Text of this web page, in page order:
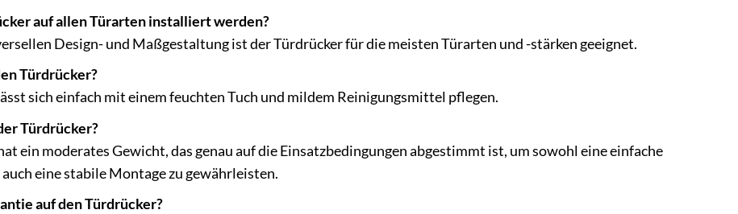
auf allen Türarten installiert werden?
Design- und Maßgestaltung ist der Türdrücker für die meisten Türarten und -stärken geeignet.
Türdrücker?
sich einfach mit einem feuchten Tuch und mildem Reinigungsmittel pflegen.
Türdrücker?
ein moderates Gewicht, das genau auf die Einsatzbedingungen abgestimmt ist, um sowohl eine einfache
eine stabile Montage zu gewährleisten.
auf den Türdrücker?